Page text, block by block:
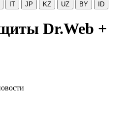
IT JP KZ UZ BY ID
Dr.Web +